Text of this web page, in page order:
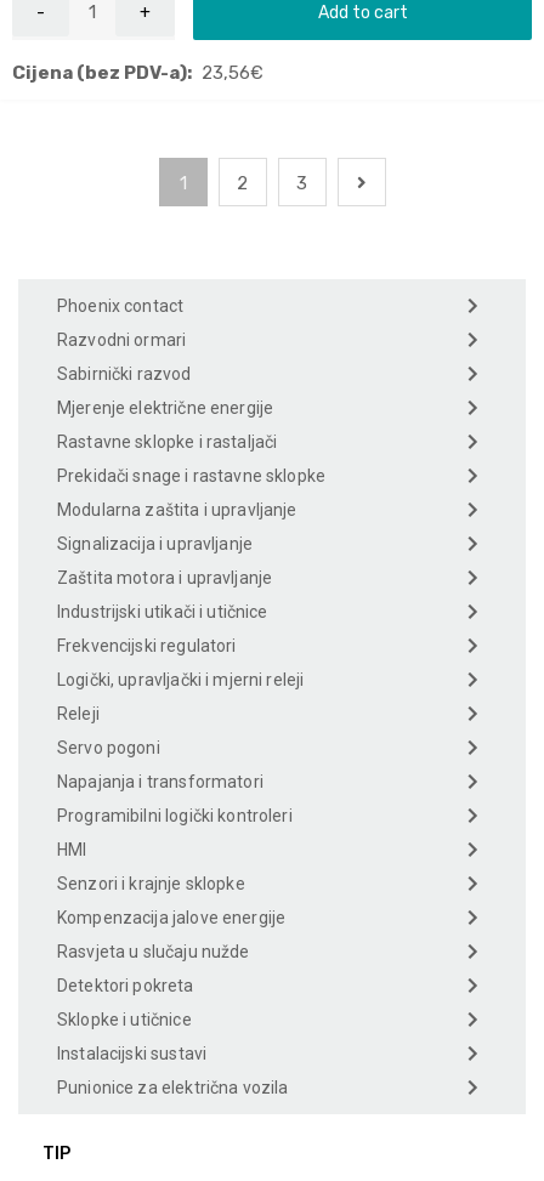
Add to cart
Cijena (bez PDV-a): 23,56€
1 2 3
Phoenix contact
Razvodni ormari
Sabirnički razvod
Mjerenje električne energije
Rastavne sklopke i rastaljači
Prekidači snage i rastavne sklopke
Modularna zaštita i upravljanje
Signalizacija i upravljanje
Zaštita motora i upravljanje
Industrijski utikači i utičnice
Frekvencijski regulatori
Logički, upravljački i mjerni releji
Releji
Servo pogoni
Napajanja i transformatori
Programibilni logički kontroleri
HMI
Senzori i krajnje sklopke
Kompenzacija jalove energije
Rasvjeta u slučaju nužde
Detektori pokreta
Sklopke i utičnice
Instalacijski sustavi
Punionice za električna vozila
TIP